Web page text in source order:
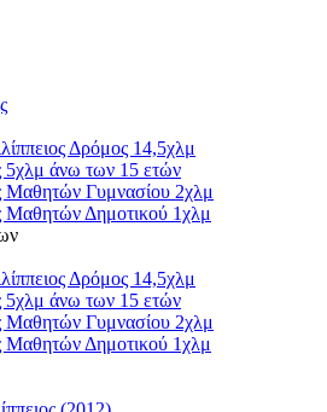
Δρόμος 14,5χλμ
5χλμ άνω των 15 ετών
Μαθητών Γυμνασίου 2χλμ
Μαθητών Δημοτικού 1χλμ
Δρόμος 14,5χλμ
5χλμ άνω των 15 ετών
Μαθητών Γυμνασίου 2χλμ
Μαθητών Δημοτικού 1χλμ